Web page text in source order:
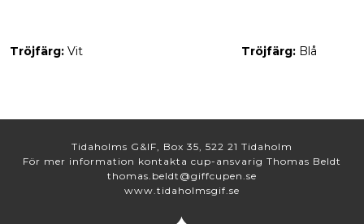
Tröjfärg: Vit Tröjfärg: Blå
Tidaholms G&IF, Box 35, 522 21 Tidaholm
För mer information kontakta cup-ansvarig Thomas Beldt
thomas.beldt@giffcupen.se
www.tidaholmsgif.se